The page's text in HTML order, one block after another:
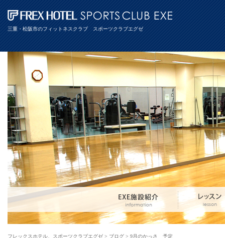
三重・松阪市のフィットネスクラブ スポーツクラブエグゼ
フレックスホテル、スポーツクラブエグゼ > ブログ > 9月のかっさ 予定